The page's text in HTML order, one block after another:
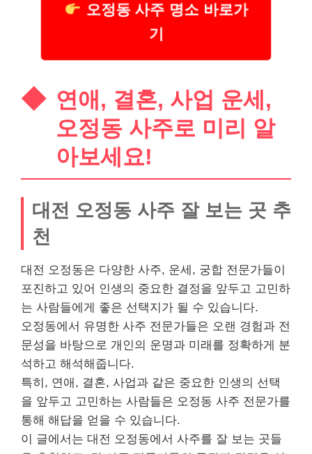
오정동 사주 명소 바로가
기
연애, 결혼, 사업 운세,
오정동 사주로 미리 알
아보세요!
대전 오정동 사주 잘 보는 곳 추
천
대전 오정동은 다양한 사주, 운세, 궁합 전문가들이
포진하고 있어 인생의 중요한 결정을 앞두고 고민하
는 사람들에게 좋은 선택지가 될 수 있습니다.
오정동에서 유명한 사주 전문가들은 오랜 경험과 전
문성을 바탕으로 개인의 운명과 미래를 정확하게 분
석하고 해석해줍니다.
특히, 연애, 결혼, 사업과 같은 중요한 인생의 선택
을 앞두고 고민하는 사람들은 오정동 사주 전문가를
통해 해답을 얻을 수 있습니다.
이 글에서는 대전 오정동에서 사주를 잘 보는 곳들